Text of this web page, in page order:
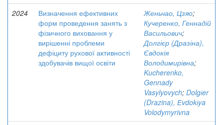
2024
Визначення ефективних
форм проведення занять з
фізичного виховання у
вирішенні проблеми
дефіциту рухової активності
здобувачів вищої освіти
Женьчао, Цзяо;
Кучеренко, Геннадій
Васильович;
Долгієр (Дразіна),
Євдокія
Володимирівна;
Kucherenko,
Gennady
Vasylyovych; Dolgіer
(Drazina), Еvdokіya
Volodymyrivna